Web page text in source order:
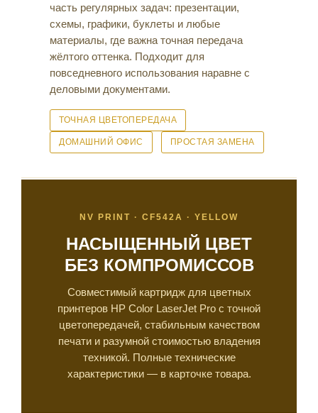
часть регулярных задач: презентации,
схемы, графики, буклеты и любые
материалы, где важна точная передача
жёлтого оттенка. Подходит для
повседневного использования наравне с
деловыми документами.
ТОЧНАЯ ЦВЕТОПЕРЕДАЧА
ДОМАШНИЙ ОФИС ПРОСТАЯ ЗАМЕНА
NV PRINT · CF542A · YELLOW
НАСЫЩЕННЫЙ ЦВЕТ
БЕЗ КОМПРОМИССОВ
Совместимый картридж для цветных
принтеров HP Color LaserJet Pro с точной
цветопередачей, стабильным качеством
печати и разумной стоимостью владения
техникой. Полные технические
характеристики — в карточке товара.